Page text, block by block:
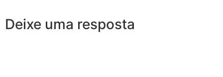
Deixe uma resposta